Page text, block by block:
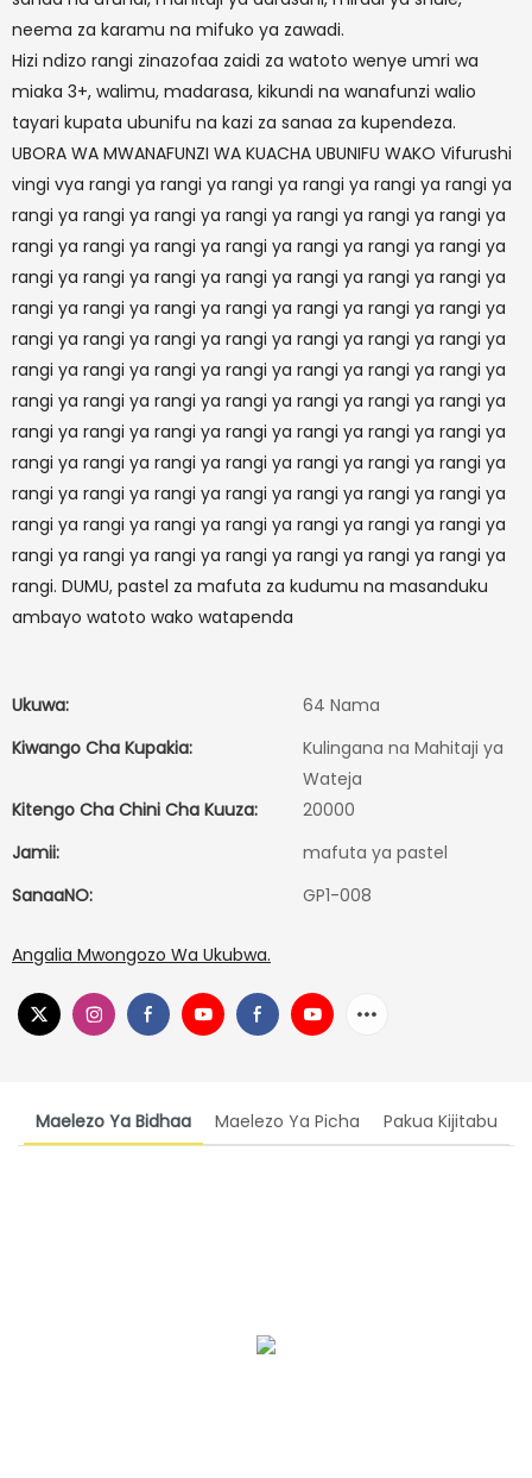
neema za karamu na mifuko ya zawadi.
Hizi ndizo rangi zinazofaa zaidi za watoto wenye umri wa
miaka 3+, walimu, madarasa, kikundi na wanafunzi walio
tayari kupata ubunifu na kazi za sanaa za kupendeza.
UBORA WA MWANAFUNZI WA KUACHA UBUNIFU WAKO Vifurushi
vingi vya rangi ya rangi ya rangi ya rangi ya rangi ya rangi ya
rangi ya rangi ya rangi ya rangi ya rangi ya rangi ya rangi ya
rangi ya rangi ya rangi ya rangi ya rangi ya rangi ya rangi ya
rangi ya rangi ya rangi ya rangi ya rangi ya rangi ya rangi ya
rangi ya rangi ya rangi ya rangi ya rangi ya rangi ya rangi ya
rangi ya rangi ya rangi ya rangi ya rangi ya rangi ya rangi ya
rangi ya rangi ya rangi ya rangi ya rangi ya rangi ya rangi ya
rangi ya rangi ya rangi ya rangi ya rangi ya rangi ya rangi ya
rangi ya rangi ya rangi ya rangi ya rangi ya rangi ya rangi ya
rangi ya rangi ya rangi ya rangi ya rangi ya rangi ya rangi ya
rangi ya rangi ya rangi ya rangi ya rangi ya rangi ya rangi ya
rangi ya rangi ya rangi ya rangi ya rangi ya rangi ya rangi ya
rangi ya rangi ya rangi ya rangi ya rangi ya rangi ya rangi ya
rangi. DUMU, pastel za mafuta za kudumu na masanduku
ambayo watoto wako watapenda
Ukuwa:
64 Nama
Kiwango Cha Kupakia:
Kulingana na Mahitaji ya
Wateja
Kitengo Cha Chini Cha Kuuza:
20000
Jamii:
mafuta ya pastel
SanaaNO:
GP1-008
Angalia Mwongozo Wa Ukubwa.
Maelezo Ya Bidhaa Maelezo Ya Picha Pakua Kijitabu